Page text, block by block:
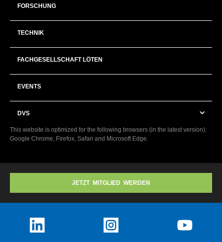
FORSCHUNG
TECHNIK
FACHGESELLSCHAFT LÖTEN
EVENTS
DVS
This website is optimized for the following browsers (in the latest version):
Google Chrome, Firefox, Safari and Microsoft Edge.
JETZT MITGLIED WERDEN